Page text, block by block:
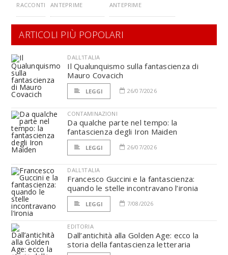
RACCONTI ANTEPRIME ANTEPRIME
ARTICOLI PIÙ POPOLARI
DALL'ITALIA
Il Qualunquismo sulla fantascienza di
Mauro Covacich
LEGGI 26/07/2026
CONTAMINAZIONI
Da qualche parte nel tempo: la
fantascienza degli Iron Maiden
LEGGI 26/07/2026
DALL'ITALIA
Francesco Guccini e la fantascienza:
quando le stelle incontravano l’ironia
LEGGI 7/08/2026
EDITORIA
Dall’antichità alla Golden Age: ecco la
storia della fantascienza letteraria